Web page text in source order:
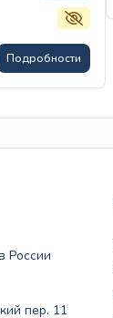
Подробности
России
пер. 11